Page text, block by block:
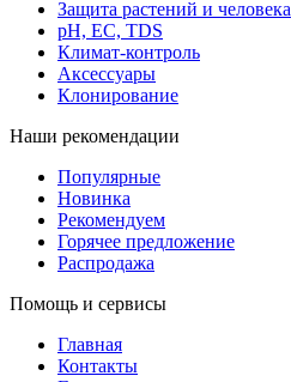
Защита растений и человека
pH, EC, TDS
Климат-контроль
Аксессуары
Клонирование
Наши рекомендации
Популярные
Новинка
Рекомендуем
Горячее предложение
Распродажа
Помощь и сервисы
Главная
Контакты